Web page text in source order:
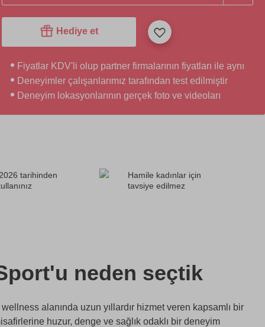
Hediye et
Fiyatlar KDV'li olup partner firmalarının fiyatları ile aynı
Deneyimler çalışanlarımız tarafından test edilmiştir
Deneyim lokasyonlarının gerçek foto ve videoları
tarihinden
Hamile kadınlar için
tavsiye edilmez
neden seçtik
alanında uzun yıllardır hizmet veren kapsamlı bir
huzur, denge ve sağlık odaklı bir deneyim